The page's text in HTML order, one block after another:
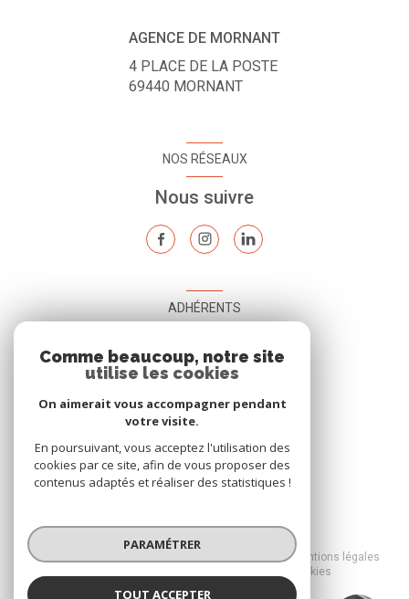
AGENCE DE MORNANT
4 PLACE DE LA POSTE
69440 MORNANT
NOS RÉSEAUX
Nous suivre
ADHÉRENTS
Nous adhérons
Mentions légales
Cookies
Comme beaucoup, notre site
utilise les cookies
On aimerait vous accompagner pendant
votre visite.
En poursuivant, vous acceptez l'utilisation des
cookies par ce site, afin de vous proposer des
contenus adaptés et réaliser des statistiques !
PARAMÉTRER
TOUT ACCEPTER